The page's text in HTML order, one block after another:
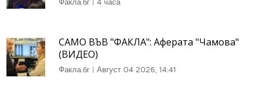
САМО ВЪВ "ФАКЛА": Аферата "Чамова"
(ВИДЕО)
Факла.бг | Август 04 2026, 14:41